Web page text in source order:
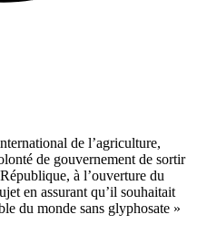
de l’agriculture,
de gouvernement de sortir
à l’ouverture du
en assurant qu’il souhaitait
du monde sans glyphosate »